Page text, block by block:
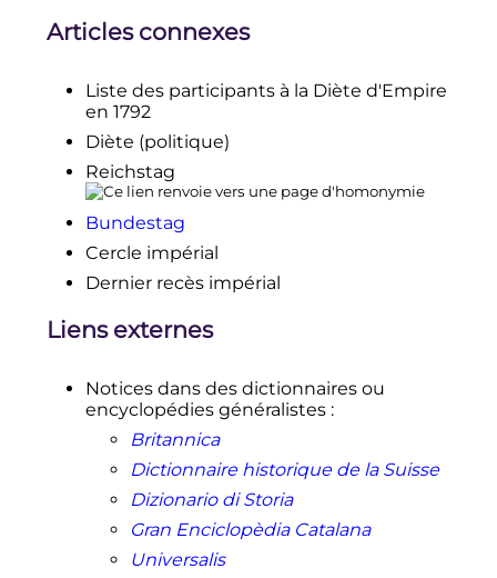
Articles connexes
Liste des participants à la Diète d'Empire
en 1792
Diète (politique)
Reichstag
Bundestag
Cercle impérial
Dernier recès impérial
Liens externes
Notices dans des dictionnaires ou
encyclopédies généralistes:
Britannica
Dictionnaire historique de la Suisse
Dizionario di Storia
Gran Enciclopèdia Catalana
Universalis